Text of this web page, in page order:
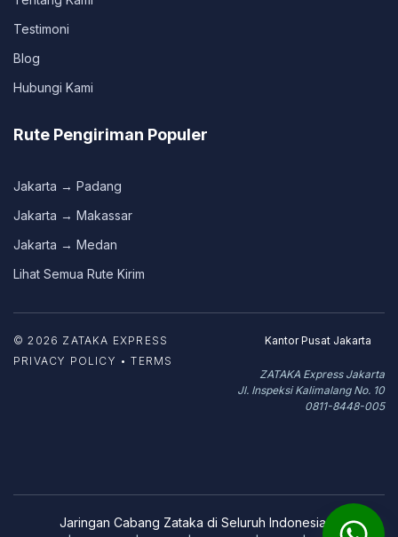
Testimoni
Blog
Hubungi Kami
Rute Pengiriman Populer
Jakarta → Padang
Jakarta → Makassar
Jakarta → Medan
Lihat Semua Rute Kirim
© 2026 ZATAKA EXPRESS
PRIVACY POLICY • TERMS
Kantor Pusat Jakarta
ZATAKA Express Jakarta
Jl. Inspeksi Kalimalang No. 10
0811-8448-005
Jaringan Cabang Zataka di Seluruh Indonesia